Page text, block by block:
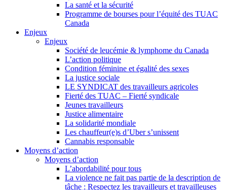
La santé et la sécurité
Programme de bourses pour l’équité des TUAC
Canada
Enjeux
Enjeux
Société de leucémie & lymphome du Canada
L’action politique
Condition féminine et égalité des sexes
La justice sociale
LE SYNDICAT des travailleurs agricoles
Fierté des TUAC – Fierté syndicale
Jeunes travailleurs
Justice alimentaire
La solidarité mondiale
Les chauffeur(e)s d’Uber s’unissent
Cannabis responsable
Moyens d’action
Moyens d’action
L’abordabilité pour tous
La violence ne fait pas partie de la description de
tâche : Respectez les travailleurs et travailleuses